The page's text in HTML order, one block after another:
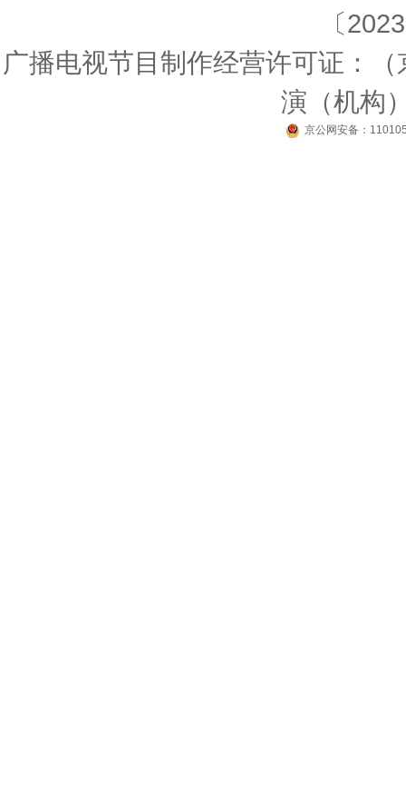
〔
广播电视节目制作经营许可证：
演（机构
京公网安备：